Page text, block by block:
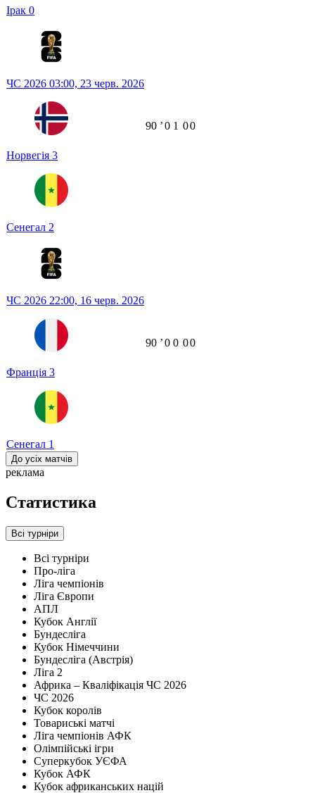
Ірак 0
ЧС 2026 03:00, 23 черв. 2026
Норвегія 3
Сенегал 2
90 ʼ0 1 00
ЧС 2026 22:00, 16 черв. 2026
Франція 3
Сенегал 1
90 ʼ0 0 00
До усіх матчів
реклама
Статистика
Всі турніри
Всі турніри
Про-ліга
Ліга чемпіонів
Ліга Європи
АПЛ
Кубок Англії
Бундесліга
Кубок Німеччини
Бундесліга (Австрія)
Ліга 2
Африка – Кваліфікація ЧС 2026
ЧС 2026
Кубок королів
Товариські матчі
Ліга чемпіонів АФК
Олімпійські ігри
Суперкубок УЄФА
Кубок АФК
Кубок африканських націй